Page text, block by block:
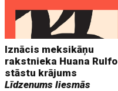
Iznācis meksikāņu
rakstnieka Huana Rulfo
stāstu krājums
Līdzenums liesmās